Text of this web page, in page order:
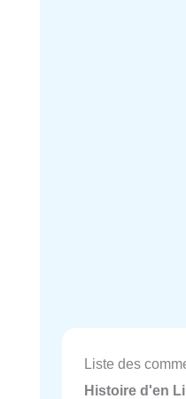
Liste des
Histoire d'en